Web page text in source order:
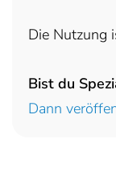
Die Nutzung
Bist du
Dann